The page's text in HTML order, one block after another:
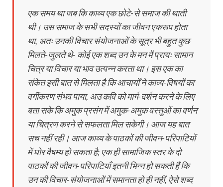
एक समय था जब कि काव्य एक छोटे-से समाज की थाती
थी। उस समाज के सभी सदस्यों का जीवन एकरूप होता
था, अतः उनकी विचार संयोजनाओं के सूत्र भी बहुत कुछ
मिलते-जुलते थे- कोई एक शब्द उन के मन में प्रायः सामान
चित्र या विचार या भाव उत्पन्न करता था। इस एक का
संकेत इसी बात से मिलता है कि आचार्यों ने काव्य-विषयों का
वर्गीकरण संभव पाया, अउ कवि को मार्ग-दर्शन करने के लिए
बता सके कि‍ अमुक प्रसंग में अमुक-अमुक वस्तुओं का वर्णन
या चित्रण करने से सफलता मिल सकेगी। आज यह बात
सच नहीं रही। आज काव्य के पाठकों की जीवन-परिपाटियों
में घोर वैषम्य हो सकता है; एक ही सामाजिक स्तर के दो
पाठकों की जीवन-परिपाटियाँ इतनी भिन्न हो सकती हैं कि
उन की विचार-संयोजनाओं में समानता हो ही नहीं, ऐसे शब्द